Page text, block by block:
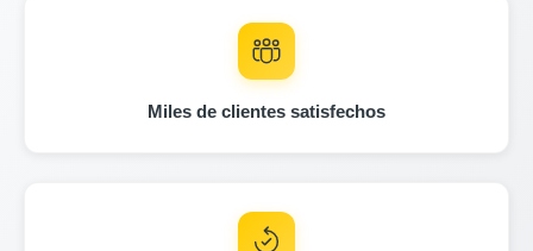
Miles de clientes satisfechos